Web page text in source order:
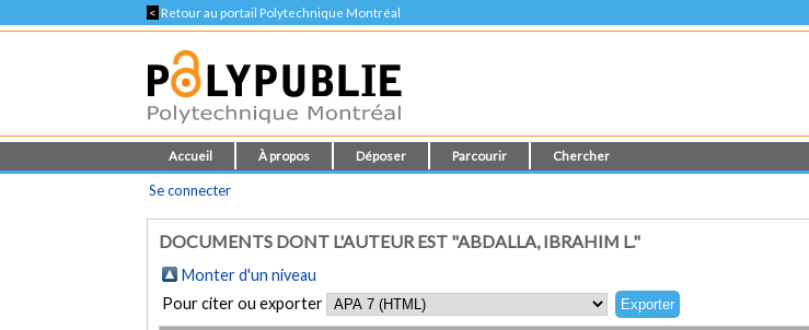
< Retour au portail Polytechnique Montréal
Accueil À propos Déposer Parcourir Chercher
Se connecter
DOCUMENTS DONT L'AUTEUR EST "ABDALLA, IBRAHIM L."
Monter d'un niveau
Pour citer ou exporter